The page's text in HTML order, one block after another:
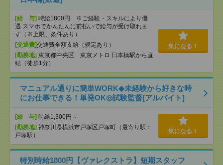
[給 与] 時給1800円 ※ご経験・スキルにより優
遇 スマホでかんたんに前払いで給与が受け取れま
す（※上限、条件あり）
[交通費]交通費全額支給（規定あり）
[勤務地] 東京都中央区 東京メトロ 日本橋駅から直
結（徒歩1分）
気になる！
マニュアル通りに簡単WORK◆未経験から好きな時
にお仕事できる！単発OK◎試験監督[アルバイト]
[給 与] 時給1,300円～
[勤務地] 神奈川県横浜市戸塚区戸塚町（最寄り駅：
戸塚駅）
気になる！
特別時給1800円【ヴァレクストラ】短期スタッフ